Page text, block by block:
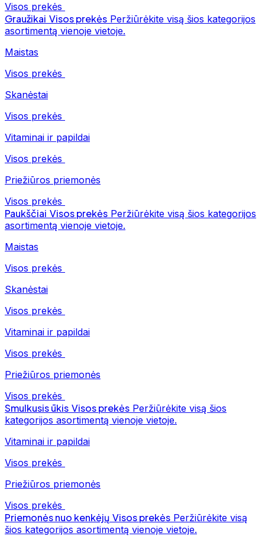
Visos prekės
Graužikai Visos prekės Peržiūrėkite visą šios kategorijos
asortimentą vienoje vietoje.
Maistas
Visos prekės
Skanėstai
Visos prekės
Vitaminai ir papildai
Visos prekės
Priežiūros priemonės
Visos prekės
Paukščiai Visos prekės Peržiūrėkite visą šios kategorijos
asortimentą vienoje vietoje.
Maistas
Visos prekės
Skanėstai
Visos prekės
Vitaminai ir papildai
Visos prekės
Priežiūros priemonės
Visos prekės
Smulkusis ūkis Visos prekės Peržiūrėkite visą šios
kategorijos asortimentą vienoje vietoje.
Vitaminai ir papildai
Visos prekės
Priežiūros priemonės
Visos prekės
Priemonės nuo kenkėjų Visos prekės Peržiūrėkite visą
šios kategorijos asortimentą vienoje vietoje.